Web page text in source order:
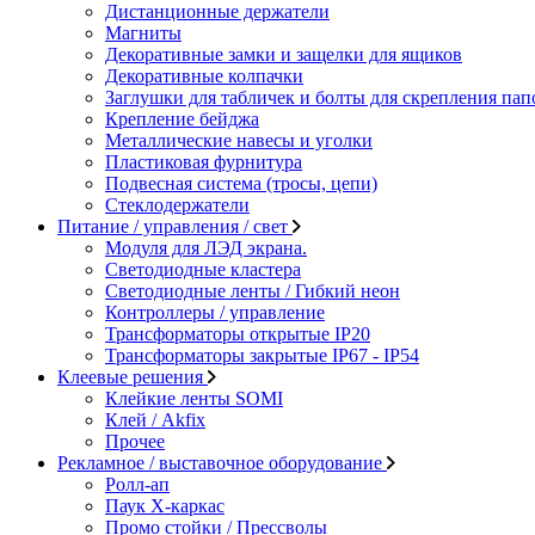
Дистанционные держатели
Магниты
Декоративные замки и защелки для ящиков
Декоративные колпачки
Заглушки для табличек и болты для скрепления
Крепление бейджа
Металлические навесы и уголки
Пластиковая фурнитура
Подвесная система (тросы, цепи)
Стеклодержатели
Питание / управления / свет
Модуля для ЛЭД экрана.
Светодиодные кластера
Светодиодные ленты / Гибкий неон
Контроллеры / управление
Трансформаторы открытые IP20
Трансформаторы закрытые IP67 - IP54
Клеевые решения
Клейкие ленты SOMI
Клей / Akfix
Прочее
Рекламное / выставочное оборудование
Ролл-ап
Паук X-каркас
Промо стойки / Прессволы